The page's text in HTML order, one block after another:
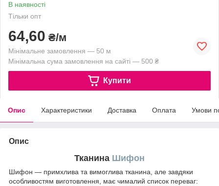
В наявності
Тільки опт
64,60 ₴/м
Мінімальне замовлення — 50 м
Мінімальна сума замовлення на сайті — 500 ₴
Купити
Опис Характеристики Доставка Оплата Умови
Опис
Тканина Шифон
Шифон — примхлива та вимоглива тканина, але завдяки
особливостям виготовлення, має чималий список переваг: